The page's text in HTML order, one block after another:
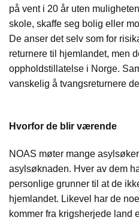
på vent i 20 år uten
skole, skaffe seg bolig eller
De anser det selv som for
returnere til hjemlandet, men
oppholdstillatelse i Norge.
vanskelig å tvangsreturnere
Hvorfor de blir værende
NOAS møter mange
asylsøknaden. Hver av dem
personlige grunner til at de
hjemlandet. Likevel har de
kommer fra krigsherjede land